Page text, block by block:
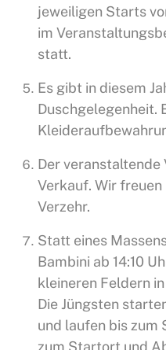
jeweiligen Starts
im
statt.
Es gibt in diesem
Duschgelegenheit.
Der veranstaltende
Verkauf. Wir
Verzehr.
Statt eines
Bambini ab 14:10
kleineren Feldern
Die Jüngsten
und laufen bis zum